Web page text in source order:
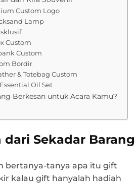
Custom Logo
Lamp
Custom
Custom
Bordir
& Totebag Custom
Oil Set
Berkesan untuk Acara Kamu?
Sekadar Barang
bertanya-tanya apa itu gift
kalau gift hanyalah hadiah